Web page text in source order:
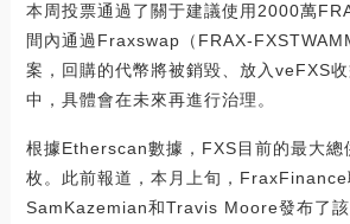
本周投票通過了關于建議使用2000萬
間內通過Fraxswap（FRAX-
案，回購的代幣將被銷毀、放入veFXS
中，具體會在未來再進行治理。
根據Etherscan數據，FXS目前的最大總
枚。此前報道，本月上旬，FraxFinance
SamKazemian和Travis Moore發布了